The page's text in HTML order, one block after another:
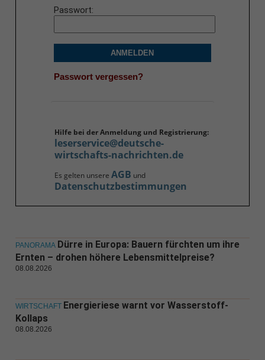
Passwort
ANMELDEN
Passwort vergessen?
Hilfe bei der Anmeldung und Registrierung:
leserservice@deutsche-
wirtschafts-nachrichten.de
Es gelten unsere AGB und
Datenschutzbestimmungen
PANORAMA Dürre in Europa: Bauern fürchten um ihre
Ernten – drohen höhere Lebensmittelpreise?
08.08.2026
WIRTSCHAFT Energieriese warnt vor Wasserstoff-
Kollaps
08.08.2026